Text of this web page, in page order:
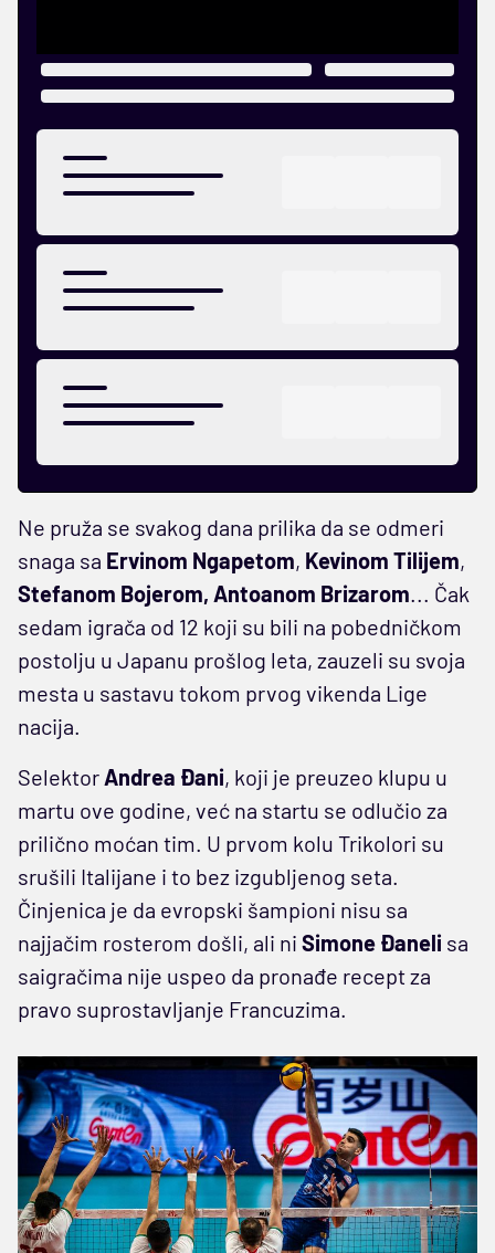
Ne pruža se svakog dana prilika da se odmeri
snaga sa Ervinom Ngapetom, Kevinom Tilijem,
Stefanom Bojerom, Antoanom Brizarom ... Čak
sedam igrača od 12 koji su bili na pobedničkom
postolju u Japanu prošlog leta, zauzeli su svoja
mesta u sastavu tokom prvog vikenda Lige
nacija.
Selektor Andrea Đani, koji je preuzeo klupu u
martu ove godine, već na startu se odlučio za
prilično moćan tim. U prvom kolu Trikolori su
srušili Italijane i to bez izgubljenog seta.
Činjenica je da evropski šampioni nisu sa
najjačim rosterom došli, ali ni Simone Đaneli sa
saigračima nije uspeo da pronađe recept za
pravo suprostavljanje Francuzima.